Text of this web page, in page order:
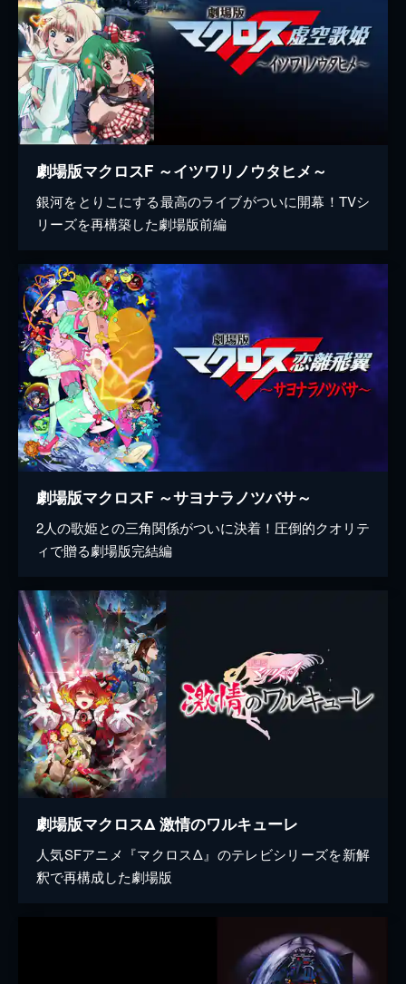
劇場版マクロスF ～イツワリノウタヒメ～
銀河をとりこにする最高のライブがついに開幕！TVシ
リーズを再構築した劇場版前編
劇場版マクロスF ～サヨナラノツバサ～
2人の歌姫との三角関係がついに決着！圧倒的クオリテ
ィで贈る劇場版完結編
劇場版マクロスΔ 激情のワルキューレ
人気SFアニメ『マクロスΔ』のテレビシリーズを新解
釈で再構成した劇場版